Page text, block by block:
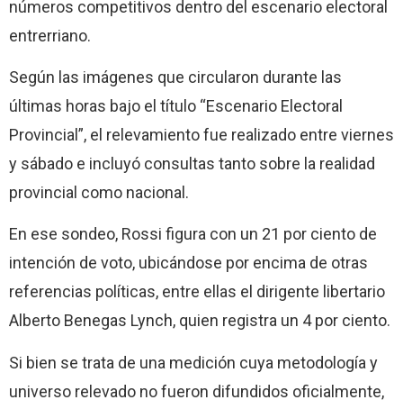
números competitivos dentro del escenario electoral
entrerriano.
Según las imágenes que circularon durante las
últimas horas bajo el título “Escenario Electoral
Provincial”, el relevamiento fue realizado entre viernes
y sábado e incluyó consultas tanto sobre la realidad
provincial como nacional.
En ese sondeo, Rossi figura con un 21 por ciento de
intención de voto, ubicándose por encima de otras
referencias políticas, entre ellas el dirigente libertario
Alberto Benegas Lynch, quien registra un 4 por ciento.
Si bien se trata de una medición cuya metodología y
universo relevado no fueron difundidos oficialmente,